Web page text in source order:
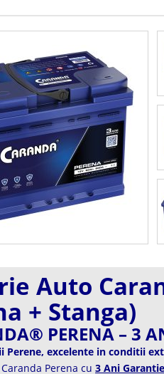
Baterii
Auto
+ Stanga)
PERENA – 3
Perene, excelente in conditii
Perena cu 3 Ani Garantie